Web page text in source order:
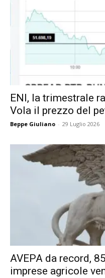
ENI, la trimestrale
Vola il prezzo del
Beppe Giuliano - 29 Luglio 2026
AVEPA da record,
imprese agricole